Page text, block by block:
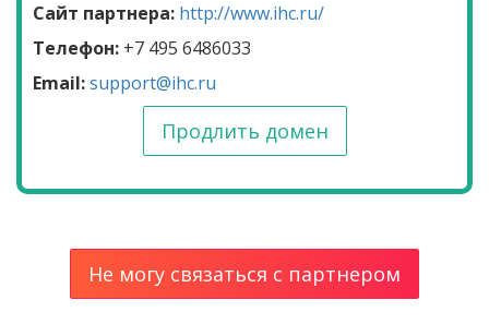
Сайт партнера: http://www.ihc.ru/
Телефон: +7 495 6486033
Email:support@ihc.ru
Продлить домен
Не могу связаться с партнером